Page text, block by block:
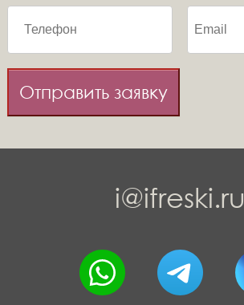
Отправить заявку
i@ifreski.ru